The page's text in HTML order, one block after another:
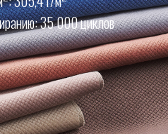
35 000 циклов